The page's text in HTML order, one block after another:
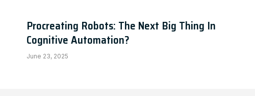
Procreating Robots: The Next Big Thing In
Cognitive Automation?
June 23, 2025